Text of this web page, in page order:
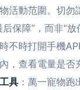
活動范圍。切勿
保障”，而非“放
時不時打開手機
，查看電量是否
具 ：萬一寵物